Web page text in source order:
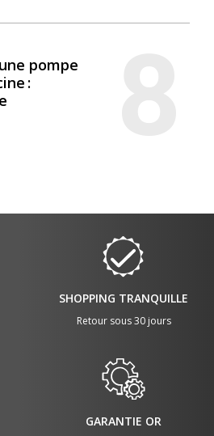
pompe
:
SHOPPING TRANQUILLE
Retour sous 30 jours
GARANTIE OR